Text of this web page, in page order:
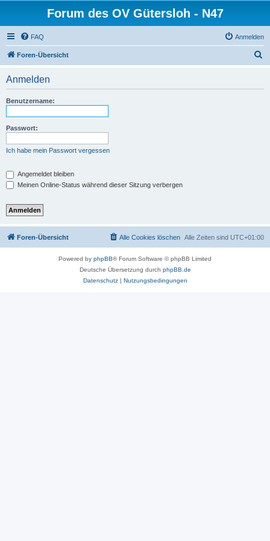
Forum des OV Gütersloh - N47
FAQ Anmelden
Foren-Übersicht
Anmelden
Benutzername:
Passwort:
Ich habe mein Passwort vergessen
Angemeldet bleiben
Meinen Online-Status während dieser Sitzung verbergen
Foren-Übersicht Alle Zeiten sind UTC+01:00
Alle Cookies löschen
Powered by phpBB® Forum Software © phpBB Limited
Deutsche Übersetzung durch phpBB.de
Datenschutz| Nutzungsbedingungen